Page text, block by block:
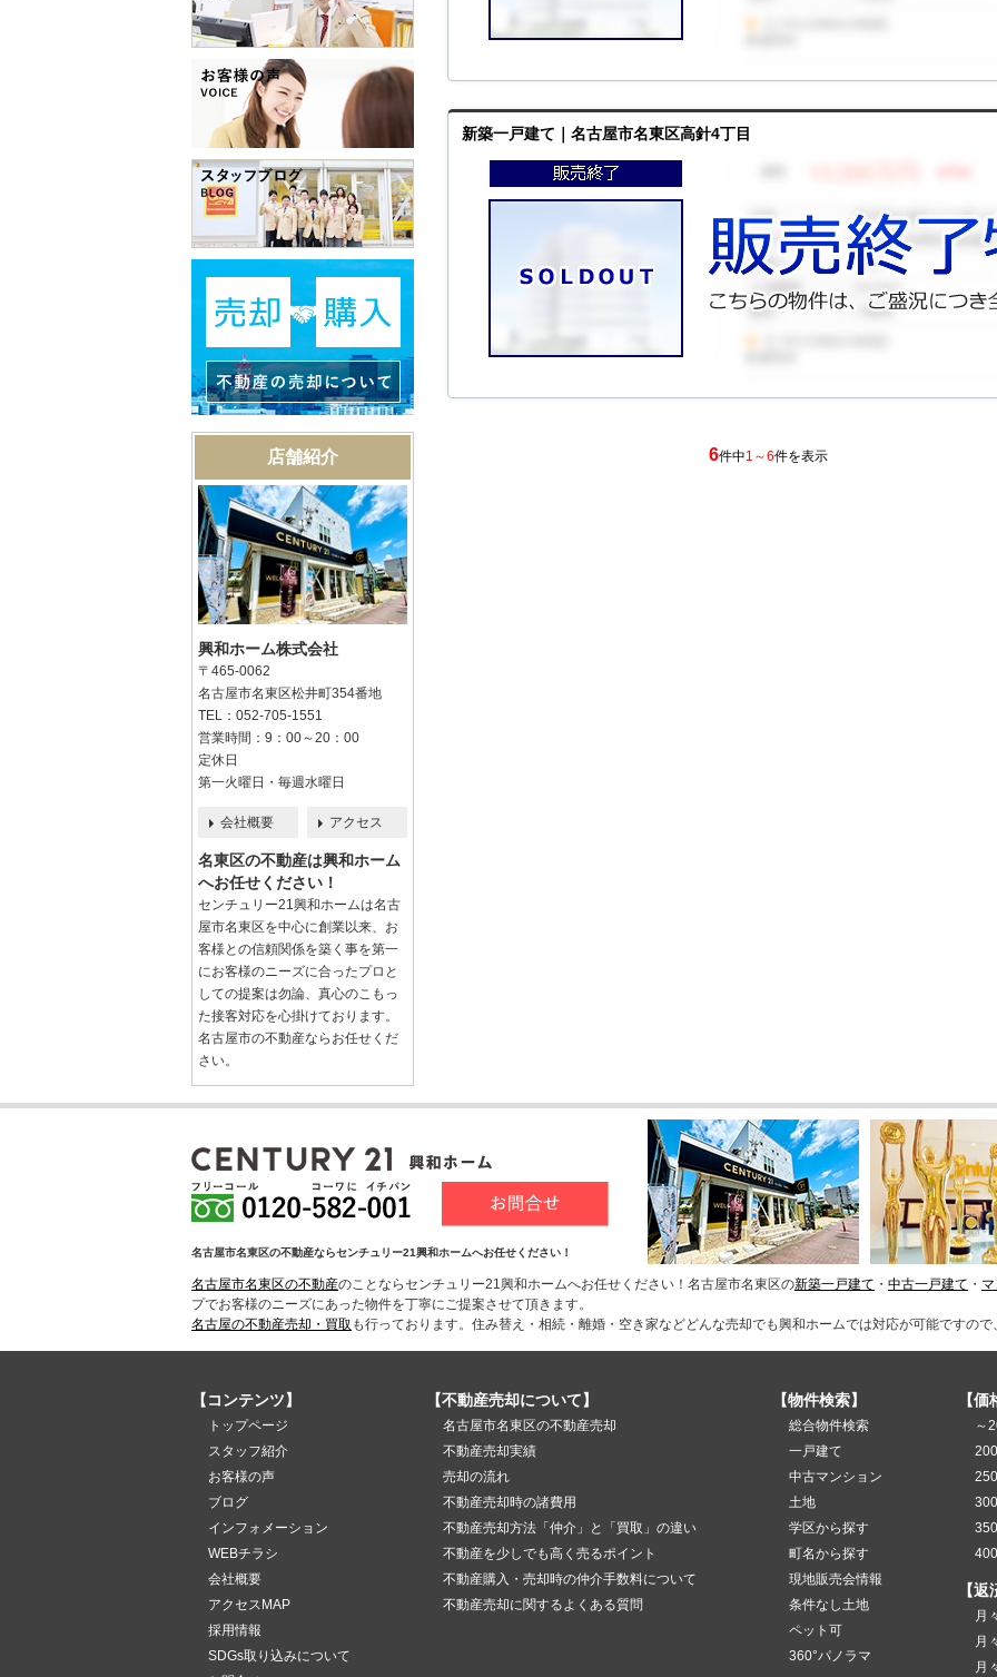
新築一戸建て｜名古屋市名東区高針4丁目
6件中1～6件を表示
店舗紹介
興和ホーム株式会社
〒465-0062
名古屋市名東区松井町354番地
TEL：052-705-1551
営業時間：9：00～20：00
定休日
第一火曜日・毎週水曜日
会社概要 アクセス
名東区の不動産は興和ホーム
へお任せください！
センチュリー21興和ホームは名古
屋市名東区を中心に創業以来、お
客様との信頼関係を築く事を第一
にお客様のニーズに合ったプロと
しての提案は勿論、真心のこもっ
た接客対応を心掛けております。
名古屋市の不動産ならお任せくだ
さい。
名古屋市名東区の不動産ならセンチュリー21興和ホームへお任せください！
名古屋市名東区の不動産のことならセンチュリー21興和ホームへお任せください！名古屋市名東区の新築一戸建て ・ 中古一戸建て ・
プでお客様のニーズにあった物件を丁寧にご提案させて頂きます。
名古屋の不動産売却・買取 も行っております。住み替え・相続・離婚・空き家などどんな売却でも興和ホームでは対応が可能ですの
【コンテンツ】
トップページ
スタッフ紹介
お客様の声
ブログ
インフォメーション
WEBチラシ
会社概要
アクセスMAP
採用情報
SDGs取り込みについて
【不動産売却について】
名古屋市名東区の不動産売却
不動産売却実績
売却の流れ
不動産売却時の諸費用
不動産売却方法「仲介」と「買取」の違い
不動産を少しでも高く売るポイント
不動産購入・売却時の仲介手数料について
不動産売却に関するよくある質問
【物件検索】
総合物件検索
一戸建て
中古マンション
土地
学区から探す
町名から探す
現地販売会情報
条件なし土地
ペット可
360°パノラマ
【
～
【
月
月
月